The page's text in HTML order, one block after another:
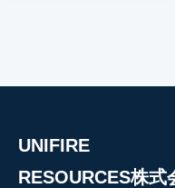
UNIFIRE
RESOURCES株式